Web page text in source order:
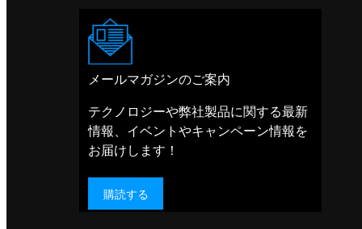
メールマガジンのご案内
テクノロジーや弊社製品に関する最新
情報、イベントやキャンペーン情報を
お届けします！
購読する